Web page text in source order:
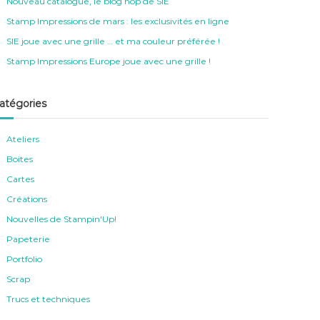
Stamp Impressions de mars : les exclusivités en ligne
SIE joue avec une grille … et ma couleur préférée !
Stamp Impressions Europe joue avec une grille !
Ateliers
Boites
Cartes
Créations
Nouvelles de Stampin'Up!
Papeterie
Portfolio
Scrap
Trucs et techniques